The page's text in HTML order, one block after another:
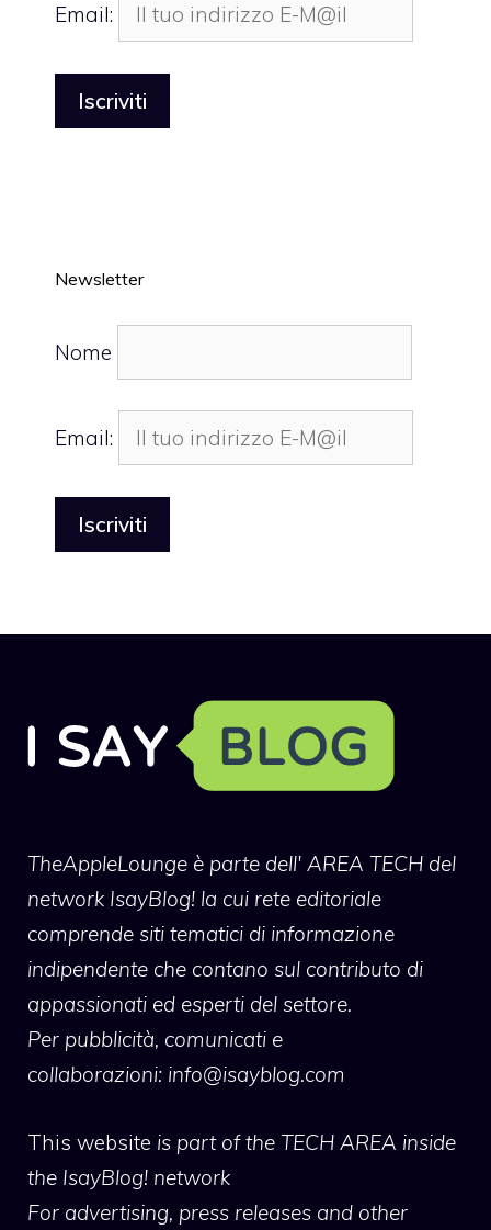
Email:
Newsletter
Nome
Email:
TheAppleLounge è parte dell' AREA TECH del
network IsayBlog! la cui rete editoriale
comprende siti tematici di informazione
indipendente che contano sul contributo di
appassionati ed esperti del settore.
Per pubblicità, comunicati e
collaborazioni: info@isayblog.com
This website is part of the TECH AREA inside
the IsayBlog! network
For advertising, press releases and other